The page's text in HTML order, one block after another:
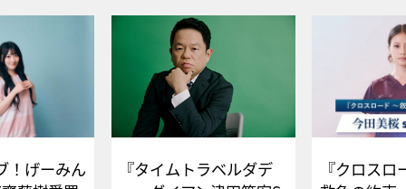
！げーみん
『タイムトラベルダデ
『クロス